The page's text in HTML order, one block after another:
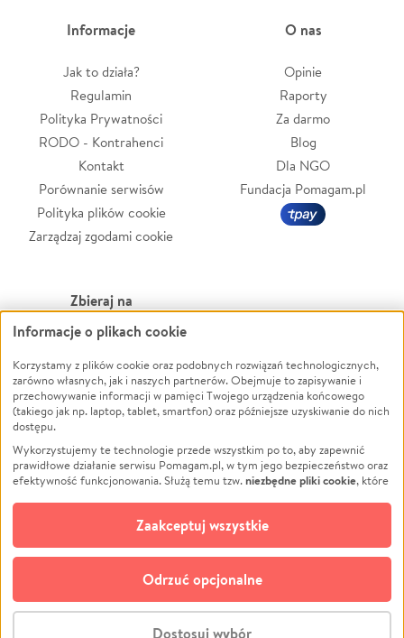
Informacje
Jak to działa?
Regulamin
Polityka Prywatności
RODO - Kontrahenci
Kontakt
Porównanie serwisów
Polityka plików cookie
Zarządzaj zgodami cookie
O nas
Opinie
Raporty
Za darmo
Blog
Dla NGO
Fundacja Pomagam.pl
Zbieraj na
Leczenie
Zwierzęta
Pożar
Ukraina
Pomoc Finansowa
Projekty
Pogrzeb
Społeczność lokalna
Kultura
Powódź
Wichura
NGO
Edukacja
Podróż
Impreza
Ochrona środowiska
Biznes
© CROWDING SP. Z O.O.
Informacje o plikach cookie
Korzystamy z plików cookie oraz podobnych rozwiązań technologicznych,
zarówno własnych, jak i naszych partnerów. Obejmuje to zapisywanie i
przechowywanie informacji w pamięci Twojego urządzenia końcowego
(takiego jak np. laptop, tablet, smartfon) oraz późniejsze uzyskiwanie do nich
dostępu.
Wykorzystujemy te technologie przede wszystkim po to, aby zapewnić
prawidłowe działanie serwisu Pomagam.pl, w tym jego bezpieczeństwo oraz
efektywność funkcjonowania. Służą temu tzw.niezbędne pliki cookie, które
opcjonalnych plików cookie
technologii do celów analitycznych i retargetingowych. Możesz wyrazić
zgodę na ich stosowanie lub jej odmówić. W dowolnym momencie masz
możliwość zmiany swoich preferencji na stronie „Zarządzaj zgodami cookie”,
do której link znajdziesz w stopce serwisu Pomagam.pl. Opcjonalne pliki
cookie wykorzystywane są w następujących celach:
Dostosuj wybór
Odrzuć opcjonalne
Zaakceptuj wszystkie